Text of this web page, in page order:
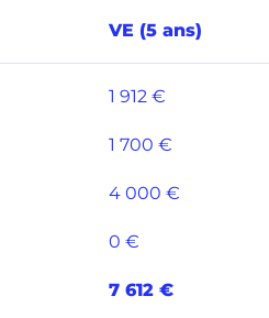
VE (5 ans)
1 912 €
1 700 €
4 000 €
0 €
7 612 €